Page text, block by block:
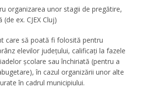
organizarea unor stagii de pregătire,
ex. CJEX Cluj)
care să poată fi folosită pentru
elevilor judeţului, calificaţi la fazele
şcolare sau închiriată (pentru a
în cazul organizării unor alte
în cadrul municipiului.